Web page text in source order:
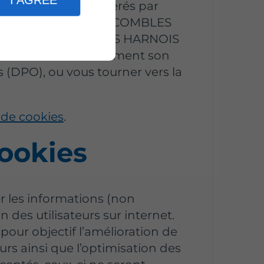
personnelles gérés par
DE COMBLES
PROCEDES HARNOIS
et éventuellement son
ou vous tourner vers la
cookies.
les informations (non
des utilisateurs sur internet.
objectif l’amélioration de
ainsi que l’optimisation des